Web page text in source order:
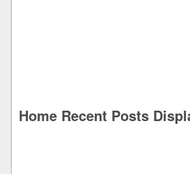
Home Recent Posts